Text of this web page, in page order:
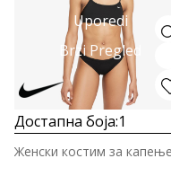
Uporedi
Brzi Pregled
Достапна боја:1
Женски костим за капење